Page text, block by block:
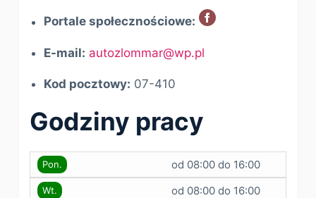
Portale społecznościowe:
E-mail: autozlommar@wp.pl
Kod pocztowy: 07-410
Godziny pracy
Pon. od 08:00 do 16:00
Wt. od 08:00 do 16:00